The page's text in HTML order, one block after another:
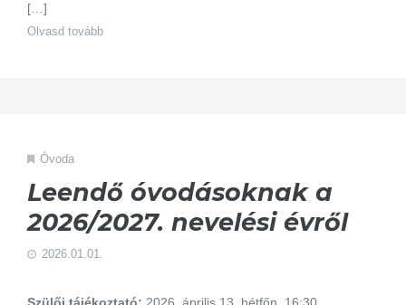
[…]
Olvasd tovább
Óvoda
Leendő óvodásoknak a
2026/2027. nevelési évről
2026.01.01.